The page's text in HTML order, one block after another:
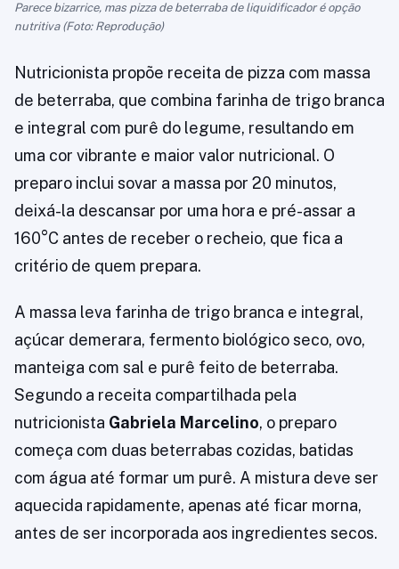
Parece bizarrice, mas pizza de beterraba de liquidificador é opção
nutritiva (Foto: Reprodução)
Nutricionista propõe receita de pizza com massa
de beterraba, que combina farinha de trigo branca
e integral com purê do legume, resultando em
uma cor vibrante e maior valor nutricional. O
preparo inclui sovar a massa por 20 minutos,
deixá-la descansar por uma hora e pré-assar a
160°C antes de receber o recheio, que fica a
critério de quem prepara.
A massa leva farinha de trigo branca e integral,
açúcar demerara, fermento biológico seco, ovo,
manteiga com sal e purê feito de beterraba.
Segundo a receita compartilhada pela
nutricionista Gabriela Marcelino, o preparo
começa com duas beterrabas cozidas, batidas
com água até formar um purê. A mistura deve ser
aquecida rapidamente, apenas até ficar morna,
antes de ser incorporada aos ingredientes secos.